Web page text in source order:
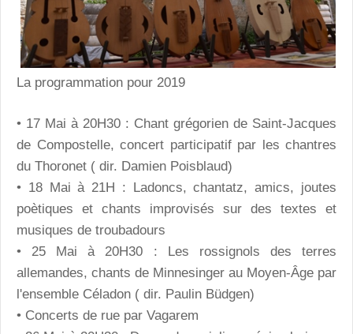
La programmation pour 2019
• 17 Mai à 20H30 : Chant grégorien de Saint-Jacques
de Compostelle, concert participatif par les chantres
du Thoronet ( dir. Damien Poisblaud)
• 18 Mai à 21H : Ladoncs, chantatz, amics, joutes
poètiques et chants improvisés sur des textes et
musiques de troubadours
• 25 Mai à 20H30 : Les rossignols des terres
allemandes, chants de Minnesinger au Moyen-Âge par
l'ensemble Céladon ( dir. Paulin Büdgen)
• Concerts de rue par Vagarem